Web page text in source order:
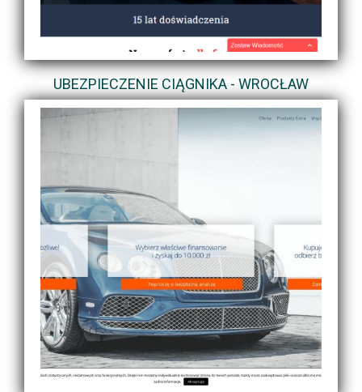
UBEZPIECZENIE CIĄGNIKA - WROCŁAW